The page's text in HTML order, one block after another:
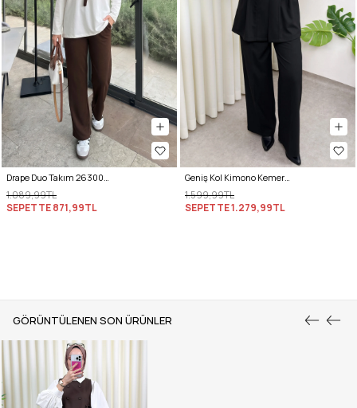
GÖRÜNTÜLENEN SON ÜRÜNLER
1.089,99TL
SEPETTE871,99TL
1.599,99TL
SEPETTE1.279,99TL